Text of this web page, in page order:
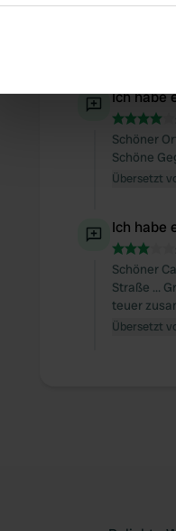
Collect information
Find out more about how
We use cookies to
information about your
other information that
Müll.
Anreise
Ich habe
Schöner
Schöne
Übersetzt
Ich habe
Schöner
Straße ...
teuer
Übersetzt